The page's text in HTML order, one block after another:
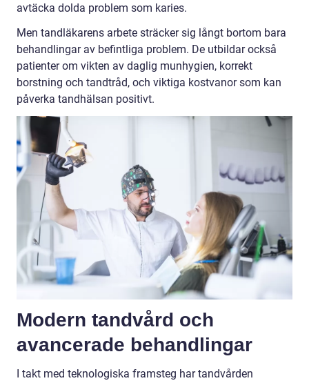
avtäcka dolda problem som karies.
Men tandläkarens arbete sträcker sig långt bortom bara
behandlingar av befintliga problem. De utbildar också
patienter om vikten av daglig munhygien, korrekt
borstning och tandtråd, och viktiga kostvanor som kan
påverka tandhälsan positivt.
Modern tandvård och
avancerade behandlingar
I takt med teknologiska framsteg har tandvården